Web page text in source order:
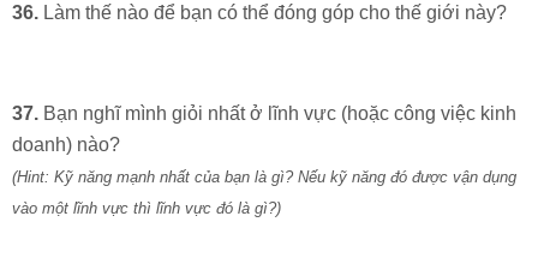
36. Làm thế nào để bạn có thể đóng góp cho thế giới này?
37. Bạn nghĩ mình giỏi nhất ở lĩnh vực (hoặc công việc kinh
doanh) nào?
(Hint: Kỹ năng mạnh nhất của bạn là gì? Nếu kỹ năng đó được vận dụng
vào một lĩnh vực thì lĩnh vực đó là gì?)